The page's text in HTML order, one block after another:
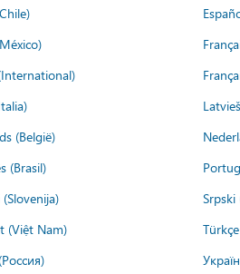
(België)
(Brasil)
Srpski
(Việt Nam)